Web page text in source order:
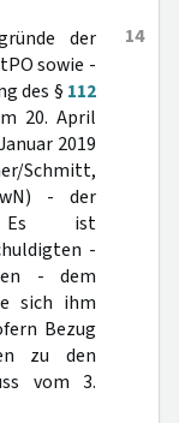
14
der
sowie -
des § 112
20. April
2019
Schmitt,
- der
Es ist
-
- dem
sich ihm
Bezug
zu den
vom 3.